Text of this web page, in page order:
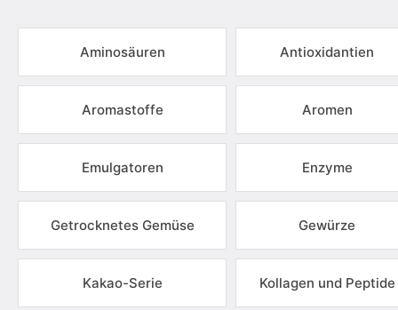
Aminosäuren Antioxidantien
Aromastoffe Aromen
Emulgatoren Enzyme
Getrocknetes Gemüse Gewürze
Kakao-Serie Kollagen und Peptide